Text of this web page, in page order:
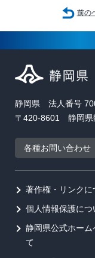
前の
静岡県 法人番号
〒420-8601 静岡県
各種お問い合わせ
著作権・リンクに
個人情報保護につ
静岡県公式ホー
て